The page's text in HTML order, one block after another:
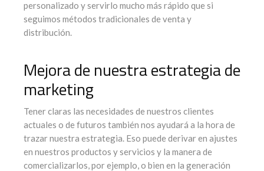
personalizado y servirlo mucho más rápido que si
seguimos métodos tradicionales de venta y
distribución.
Mejora de nuestra estrategia de
marketing
Tener claras las necesidades de nuestros clientes
actuales o de futuros también nos ayudará a la hora de
trazar nuestra estrategia. Eso puede derivar en ajustes
en nuestros productos y servicios y la manera de
comercializarlos, por ejemplo, o bien en la generación